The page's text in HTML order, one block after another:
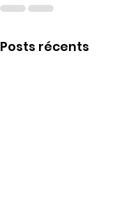
Posts récents